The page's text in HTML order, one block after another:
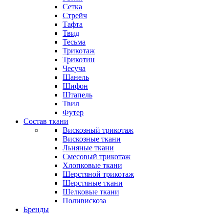
Сетка
Стрейч
Тафта
Твид
Тесьма
Трикотаж
Трикотин
Чесуча
Шанель
Шифон
Штапель
Твил
Футер
Состав ткани
Вискозный трикотаж
Вискозные ткани
Льняные ткани
Смесовый трикотаж
Хлопковые ткани
Шерстяной трикотаж
Шерстяные ткани
Шелковые ткани
Поливискоза
Бренды